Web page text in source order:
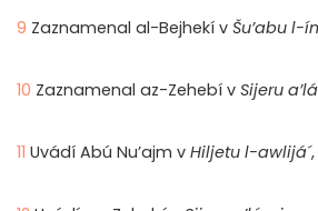
9 Zaznamenal al-Bejhekí v Šu’abu l-
10 Zaznamenal az-Zehebí v Sijeru
11 Uvádí Abú Nu’ajm v Hiljetu l-awlijá´